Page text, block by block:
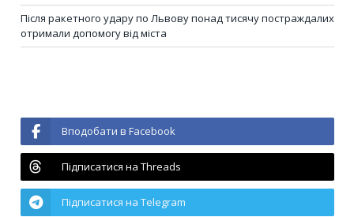
Після ракетного удару по Львову понад тисячу постраждалих
отримали допомогу від міста
Вподобати в Facebook
Підписатися на Threads
Підписатися на Telegram